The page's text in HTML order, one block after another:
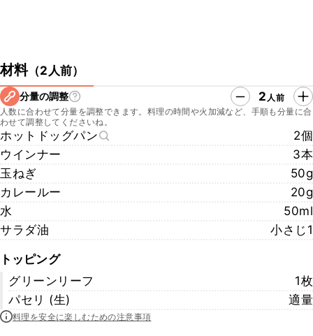
材料（2人前）
分量の調整 2 人前
人数に合わせて分量を調整できます。料理の時間や火加減など、手順も分量に合
わせて調整してくださいね。
ホットドッグパン
2個
ウインナー
3本
玉ねぎ
50g
カレールー
20g
水
50ml
サラダ油
小さじ1
トッピング
グリーンリーフ
1枚
パセリ (生)
適量
料理を安全に楽しむための注意事項